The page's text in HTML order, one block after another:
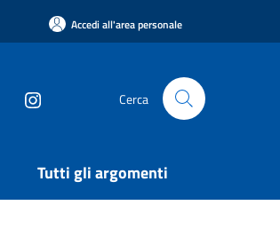
Accedi all'area personale
Cerca
Tutti gli argomenti